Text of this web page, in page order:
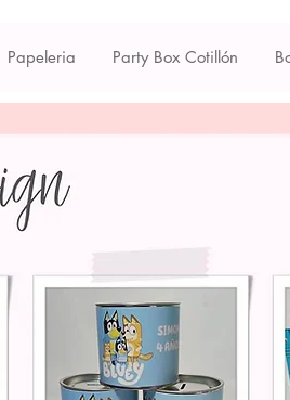
Papeleria Party Box Cotillón